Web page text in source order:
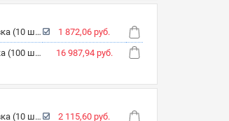
Упаковка (10 шт.)
Коробка (100 шт.)
1 872,06 руб.
16 987,94 руб.
Упаковка (10 шт.)
2 115,60 руб.